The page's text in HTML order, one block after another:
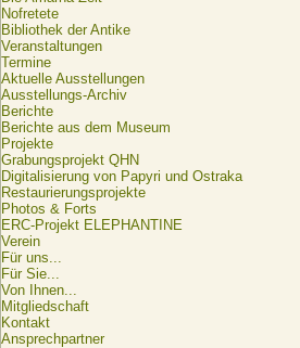
Nofretete
Bibliothek der Antike
Veranstaltungen
Termine
Aktuelle Ausstellungen
Ausstellungs-Archiv
Berichte
Berichte aus dem Museum
Projekte
Grabungsprojekt QHN
Digitalisierung von Papyri und Ostraka
Restaurierungsprojekte
Photos & Forts
ERC-Projekt ELEPHANTINE
Verein
Für uns...
Für Sie...
Von Ihnen...
Mitgliedschaft
Kontakt
Ansprechpartner